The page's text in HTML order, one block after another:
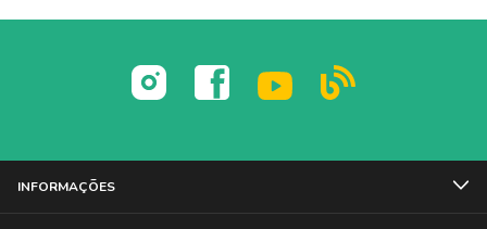
INFORMAÇÕES